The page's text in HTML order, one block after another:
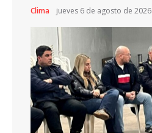
Clima jueves 6 de agosto de 2026